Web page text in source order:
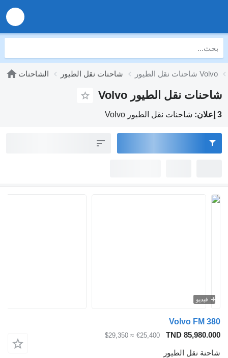
الشاحنات شاحنات نقل الطيور شاحنات نقل الطيور Volvo
شاحنات نقل الطيور Volvo
3 إعلان: شاحنات نقل الطيور Volvo
فيديو
Volvo FM 380
TND 85,980.000
€25,400
≈ $29,350
شاحنة نقل الطيور